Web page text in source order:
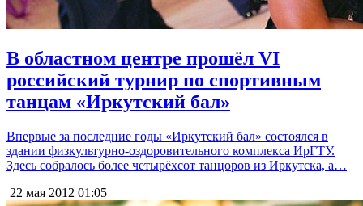
В областном центре прошёл VI
российский турнир по спортивным
танцам «Иркутский бал»
Впервые за последние годы «Иркутский бал» состоялся в
здании физкультурно-оздоровительного комплекса ИрГТУ.
Здесь собралось более четырёхсот танцоров из Иркутска, а…
22 мая 2012 01:05